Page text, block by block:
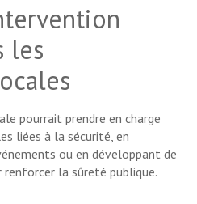
les
pourrait prendre en charge
liées à la sécurité, en
ou en développant de
la sûreté publique.